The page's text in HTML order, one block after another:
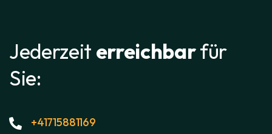
Jederzeit erreichbarfür
Sie:
+41715881169